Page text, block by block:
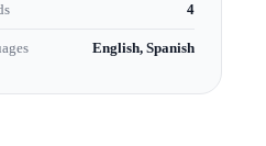
4
English, Spanish